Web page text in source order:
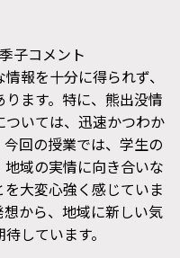
子コメント
報を十分に得られず、
ます。特に、熊出没情
いては、迅速かつわか
回の授業では、学生の
域の実情に向き合いな
大変心強く感じていま
から、地域に新しい気
しています。